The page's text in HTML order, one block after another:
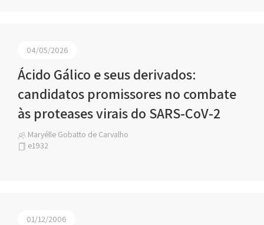
04/05/2026
Ácido Gálico e seus derivados:
candidatos promissores no combate
às proteases virais do SARS-CoV-2
Maryélle Gobatto de Carvalho
e1932
01/12/2006